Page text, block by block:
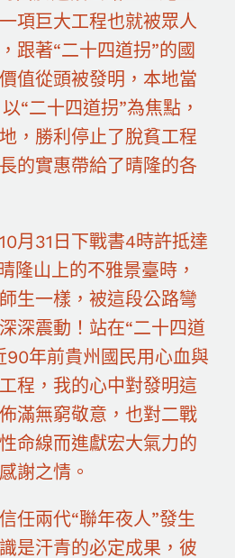
項巨大工程也就被眾人
跟著“二十四道拐”的國
值從頭被發明，本地當
“二十四道拐”為焦點，
，勝利停止了脫貧工程
的實惠帶給了晴隆的各
月31日下戰書4時許抵達
隆山上的不雅景臺時，
生一樣，被這段公路彎
深震動！站在“二十四道
90年前貴州國民用心血與
程，我的心中對發明這
滿無窮敬意，也對二戰
命線而進獻宏大氣力的
謝之情。
任兩代“聯年夜人”發生
是汗青的必定成果，彼